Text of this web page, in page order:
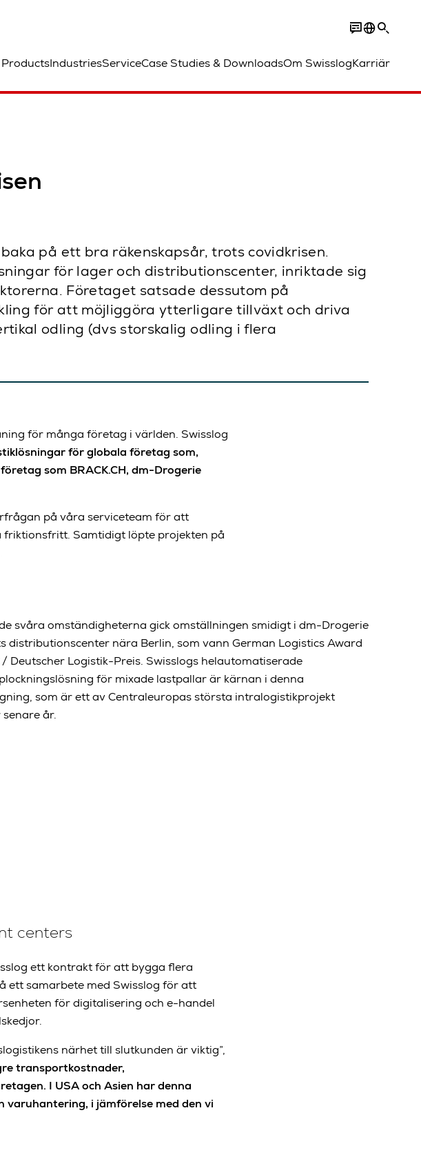
IndustriesServiceCase Studies & DownloadsOm SwisslogKarriär
på ett bra räkenskapsår, trots covidkrisen.
för lager och distributionscenter, inriktade sig
Företaget satsade dessutom på
för att möjliggöra ytterligare tillväxt och driva
odling (dvs storskalig odling i flera
för många företag i världen. Swisslog
för globala företag som,
som BRACK.CH, dm-Drogerie
på våra serviceteam för att
Samtidigt löpte projekten på
svåra omständigheterna gick omställningen smidigt i dm-Drogerie
distributionscenter nära Berlin, som vann German Logistics Award
Deutscher Logistik-Preis. Swisslogs helautomatiserade
för mixade lastpallar är kärnan i denna
som är ett av Centraleuropas största intralogistikprojekt
år.
centers
ett kontrakt för att bygga flera
ett samarbete med Swisslog för att
för digitalisering och e-handel
närhet till slutkunden är viktig”,
transportkostnader,
I USA och Asien har denna
varuhantering, i jämförelse med den vi